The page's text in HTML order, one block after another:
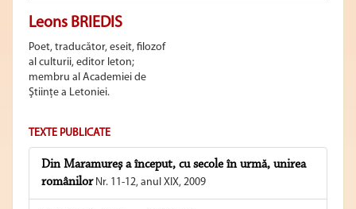
Leons BRIEDIS
Poet, traducător, eseit, filozof
al culturii, editor leton;
membru al Academiei de
Ştiinţe a Letoniei.
TEXTE PUBLICATE
Din Maramureş a început, cu secole în urmă, unirea
românilorNr. 11-12, anul XIX, 2009